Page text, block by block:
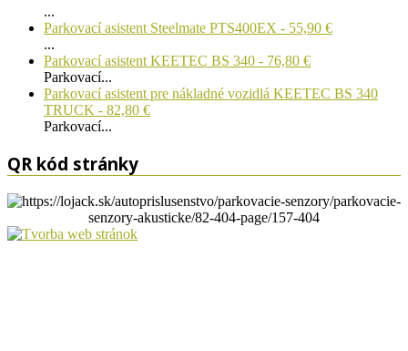
...
Parkovací asistent Steelmate PTS400EX - 55,90 €
...
Parkovací asistent KEETEC BS 340 - 76,80 €
Parkovací...
Parkovací asistent pre nákladné vozidlá KEETEC BS 340
TRUCK - 82,80 €
Parkovací...
QR kód stránky